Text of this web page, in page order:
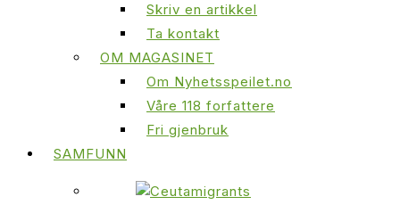
Skriv en artikkel
Ta kontakt
OM MAGASINET
Om Nyhetsspeilet.no
Våre 118 forfattere
Fri gjenbruk
SAMFUNN